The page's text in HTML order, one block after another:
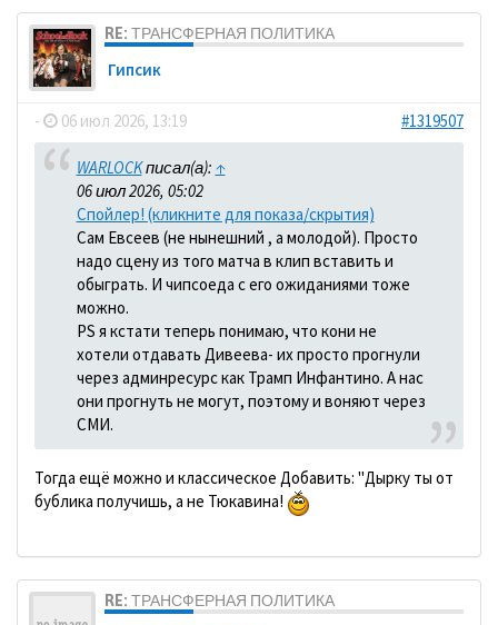
RE: ТРАНСФЕРНАЯ ПОЛИТИКА
Гипсик
- 06 июл 2026, 13:19 #1319507
WARLOCKписал(а): ↑
06 июл 2026, 05:02
Спойлер! (кликните для показа/скрытия)
Сам Евсеев (не нынешний , а молодой). Просто
надо сцену из того матча в клип вставить и
обыграть. И чипсоеда с его ожиданиями тоже
можно.
PS я кстати теперь понимаю, что кони не
хотели отдавать Дивеева- их просто прогнули
через админресурс как Трамп Инфантино. А нас
они прогнуть не могут, поэтому и воняют через
СМИ.
Тогда ещё можно и классическое Добавить: "Дырку ты от
бублика получишь, а не Тюкавина!
RE: ТРАНСФЕРНАЯ ПОЛИТИКА